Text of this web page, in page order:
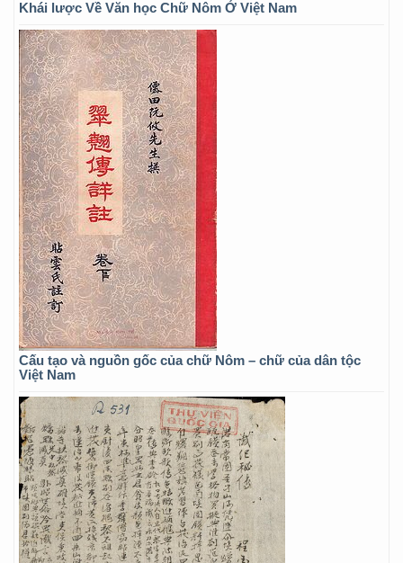
Khái lược Về Văn học Chữ Nôm Ở Việt Nam
Cấu tạo và nguồn gốc của chữ Nôm – chữ của dân tộc
Việt Nam